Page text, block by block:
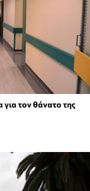
για τον θάνατο της